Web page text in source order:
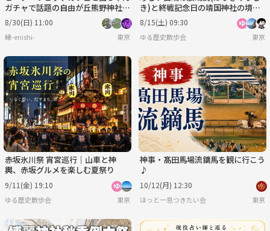
ガチャで話題の自由が丘熊野神社に
いこう！
8/30(日) 11:00
縁-enishi- 東京
き)と終戦記念日の靖国神社の境内
散策をしよう！
8/15(土) 09:30
ゆる歴史散歩会 東京
赤坂氷川祭 宵宮巡行｜山車と神
輿、赤坂グルメを楽しむ夏祭り
9/11(金) 19:10
ゆる歴史散歩会 東京
神事・髙田馬場流鏑馬を観に行こう
♪
10/12(月) 12:30
ほっと一息つきたい会 東京